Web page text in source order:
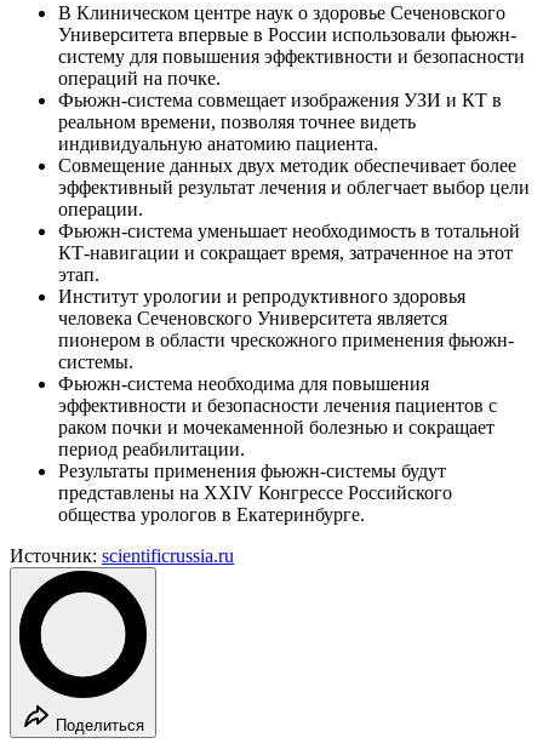
В Клиническом центре наук о здоровье Сеченовского
Университета впервые в России использовали фьюжн-
систему для повышения эффективности и безопасности
операций на почке.
Фьюжн-система совмещает изображения УЗИ и КТ в
реальном времени, позволяя точнее видеть
индивидуальную анатомию пациента.
Совмещение данных двух методик обеспечивает более
эффективный результат лечения и облегчает выбор цели
операции.
Фьюжн-система уменьшает необходимость в тотальной
КТ-навигации и сокращает время, затраченное на этот
этап.
Институт урологии и репродуктивного здоровья
человека Сеченовского Университета является
пионером в области чрескожного применения фьюжн-
системы.
Фьюжн-система необходима для повышения
эффективности и безопасности лечения пациентов с
раком почки и мочекаменной болезнью и сокращает
период реабилитации.
Результаты применения фьюжн-системы будут
представлены на XXIV Конгрессе Российского
общества урологов в Екатеринбурге.
Источник: scientificrussia.ru
Поделиться